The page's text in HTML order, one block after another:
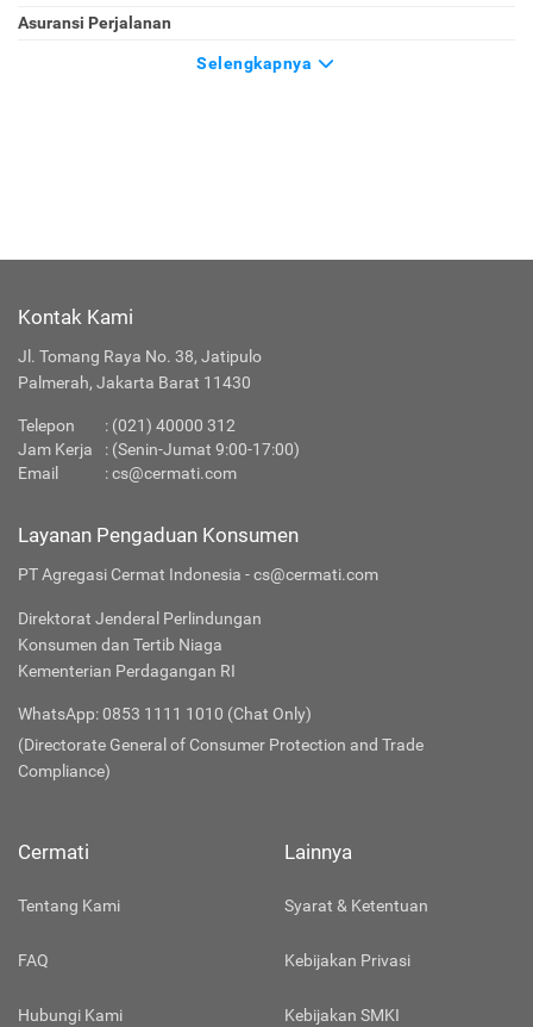
Asuransi Perjalanan
Selengkapnya
Kontak Kami
Jl. Tomang Raya No. 38, Jatipulo
Palmerah, Jakarta Barat 11430
Telepon : (021) 40000 312
Jam Kerja
: (Senin-Jumat 9:00-17:00)
Email
:cs@cermati.com
Layanan Pengaduan Konsumen
PT Agregasi Cermat Indonesia - cs@cermati.com
Direktorat Jenderal Perlindungan
Konsumen dan Tertib Niaga
Kementerian Perdagangan RI
WhatsApp: 0853 1111 1010 (Chat Only)
(Directorate General of Consumer Protection and Trade
Compliance)
Cermati
Tentang Kami
FAQ
Hubungi Kami
Lainnya
Syarat & Ketentuan
Kebijakan Privasi
Kebijakan SMKI